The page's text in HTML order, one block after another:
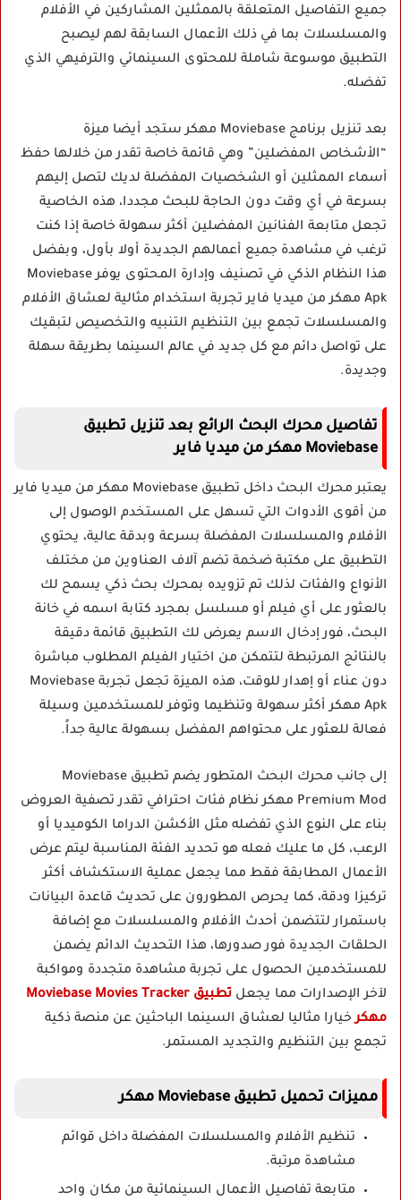
جميع التفاصيل المتعلقة بالممثلين المشاركين في الأفلام
والمسلسلات بما في ذلك الأعمال السابقة لهم ليصبح
التطبيق موسوعة شاملة للمحتوى السينمائي والترفيهي الذي
تفضله.
بعد تنزيل برنامج Moviebase مهكر ستجد أيضا ميزة
“الأشخاص المفضلين” وهي قائمة خاصة تقدر من خلالها حفظ
أسماء الممثلين أو الشخصيات المفضلة لديك لتصل إليهم
بسرعة في أي وقت دون الحاجة للبحث مجددا، هذه الخاصية
تجعل متابعة الفنانين المفضلين أكثر سهولة خاصة إذا كنت
ترغب في مشاهدة جميع أعمالهم الجديدة أولا بأول، وبفضل
هذا النظام الذكي في تصنيف وإدارة المحتوى يوفر Moviebase
Apk مهكر من ميديا فاير تجربة استخدام مثالية لعشاق الأفلام
والمسلسلات تجمع بين التنظيم التنبيه والتخصيص لتبقيك
على تواصل دائم مع كل جديد في عالم السينما بطريقة سهلة
وجديدة.
تفاصيل محرك البحث الرائع بعد تنزيل تطبيق
Moviebase مهكر من ميديا فاير
يعتبر محرك البحث داخل تطبيق Moviebase مهكر من ميديا فاير
من أقوى الأدوات التي تسهل على المستخدم الوصول إلى
الأفلام والمسلسلات المفضلة بسرعة وبدقة عالية، يحتوي
التطبيق على مكتبة ضخمة تضم آلاف العناوين من مختلف
الأنواع والفئات لذلك تم تزويده بمحرك بحث ذكي يسمح لك
بالعثور على أي فيلم أو مسلسل بمجرد كتابة اسمه في خانة
البحث، فور إدخال الاسم يعرض لك التطبيق قائمة دقيقة
بالنتائج المرتبطة لتتمكن من اختيار الفيلم المطلوب مباشرة
دون عناء أو إهدار للوقت، هذه الميزة تجعل تجربة Moviebase
Apk مهكر أكثر سهولة وتنظيما وتوفر للمستخدمين وسيلة
فعالة للعثور على محتواهم المفضل بسهولة عالية جداً.
إلى جانب محرك البحث المتطور يضم تطبيق Moviebase
Premium Mod مهكر نظام فئات احترافي تقدر تصفية العروض
بناء على النوع الذي تفضله مثل الأكشن الدراما الكوميديا أو
الرعب، كل ما عليك فعله هو تحديد الفئة المناسبة ليتم عرض
الأعمال المطابقة فقط مما يجعل عملية الاستكشاف أكثر
تركيزا ودقة، كما يحرص المطورون على تحديث قاعدة البيانات
باستمرار لتتضمن أحدث الأفلام والمسلسلات مع إضافة
الحلقات الجديدة فور صدورها، هذا التحديث الدائم يضمن
للمستخدمين الحصول على تجربة مشاهدة متجددة ومواكبة
لآخر الإصدارات مما يجعل
تطبيق Moviebase Movies Tracker
مهكرخيارا مثاليا لعشاق السينما الباحثين عن منصة ذكية
تجمع بين التنظيم والتجديد المستمر.
مميزات تحميل تطبيق Moviebase مهكر
تنظيم الأفلام والمسلسلات المفضلة داخل قوائم
مشاهدة مرتبة.
متابعة تفاصيل الأعمال السينمائية من مكان واحد